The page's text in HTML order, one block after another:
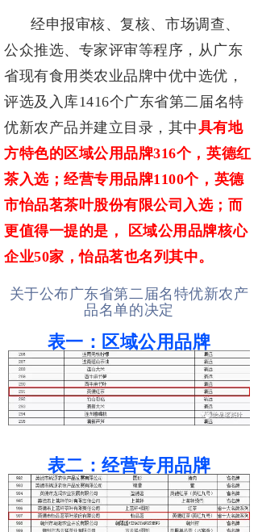
经申报审核、复核、市场调查、
公众推选、专家评审等程序，从广东
省现有食用类农业品牌中优中选优，
评选及入库1416个广东省第二届名特
优新农产品并建立目录，其中具有地
方特色的区域公用品牌316个，英德红
茶入选；经营专用品牌1100个，英德
市怡品茗茶叶股份有限公司入选；而
更值得一提的是， 区域公用品牌核心
企业50家，怡品茗也名列其中。
关于公布广东省第二届名特优新农产
品名单的决定
表一：区域公用品牌
表二：经营专用品牌